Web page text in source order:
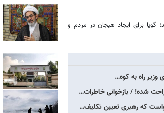
گویا برای ایجاد هیجان در مردم و
وزیر راه به کوه…
شده‌! / بازخوانی خاطرات…
که رهبری تعیین تکلیف…